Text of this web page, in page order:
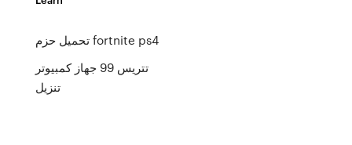
تحميل حزم fortnite ps4
تتريس 99 جهاز كمبيوتر
تنزيل